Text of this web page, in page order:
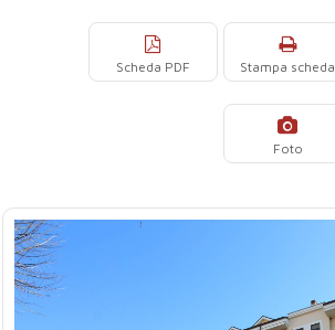
Stampa scheda
Scheda PDF
Foto